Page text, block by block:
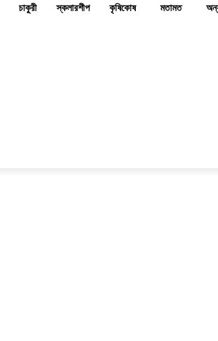
চাকুরী স্কলারশীপ কৃষিকোষ মতামত